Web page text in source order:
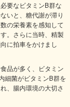
要なビタミンB群な
いと、糖代謝が滞り
の栄養素を感知して
。さらに当時、精製
に拍車をかけまし
品が多く、ビタミン
細菌がビタミンB群を
、腸内環境の大切さ